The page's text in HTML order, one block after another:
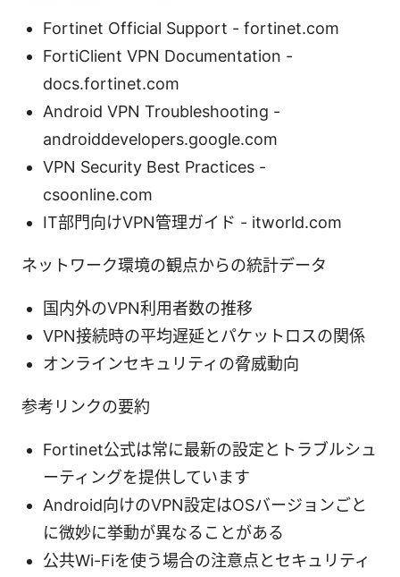
Fortinet Official Support - fortinet.com
FortiClient VPN Documentation -
docs.fortinet.com
Android VPN Troubleshooting -
androiddevelopers.google.com
VPN Security Best Practices -
csoonline.com
IT部門向けVPN管理ガイド - itworld.com
ネットワーク環境の観点からの統計データ
国内外のVPN利用者数の推移
VPN接続時の平均遅延とパケットロスの関係
オンラインセキュリティの脅威動向
参考リンクの要約
Fortinet公式は常に最新の設定とトラブルシュ
ーティングを提供しています
Android向けのVPN設定はOSバージョンごと
に微妙に挙動が異なることがある
公共Wi-Fiを使う場合の注意点とセキュリティ